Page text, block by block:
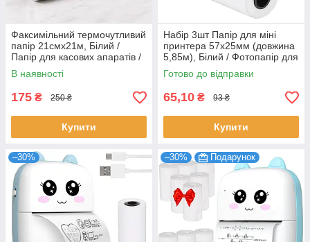
Факсимільний термочутливий
папір 21смх21м, Білий /
Папір для касових апаратів /
Термопапір / Рулон
термопаперу
В наявності
175 ₴ 250 ₴
Купити
Набір 3шт Папір для міні
принтера 57х25мм (довжина
5,85м), Білий / Фотопапір для
принтера / Термопапір для
міні принтера
Готово до відправки
65,10 ₴ 93 ₴
Купити
–30% –30% Подарунок